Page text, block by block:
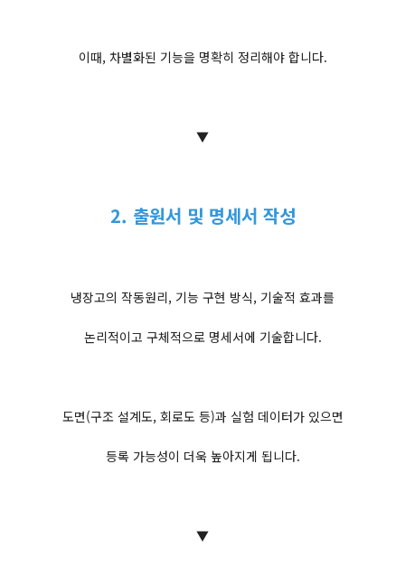
이때, 차별화된 기능을 명확히 정리해야 합니다.
▼
2. 출원서 및 명세서 작성
냉장고의 작동원리, 기능 구현 방식, 기술적 효과를
논리적이고 구체적으로 명세서에 기술합니다.
도면(구조 설계도, 회로도 등)과 실험 데이터가 있으면
등록 가능성이 더욱 높아지게 됩니다.
▼